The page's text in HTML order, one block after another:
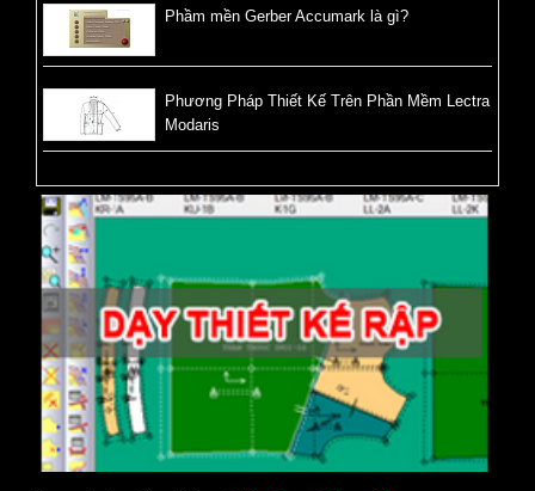
Phầm mền Gerber Accumark là gì?
Phương Pháp Thiết Kế Trên Phần Mềm Lectra
Modaris